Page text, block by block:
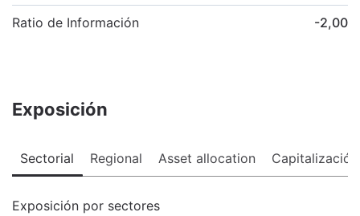
Ratio de Información -2,00
Exposición
Sectorial Regional Asset allocation Capitalización
Exposición por sectores